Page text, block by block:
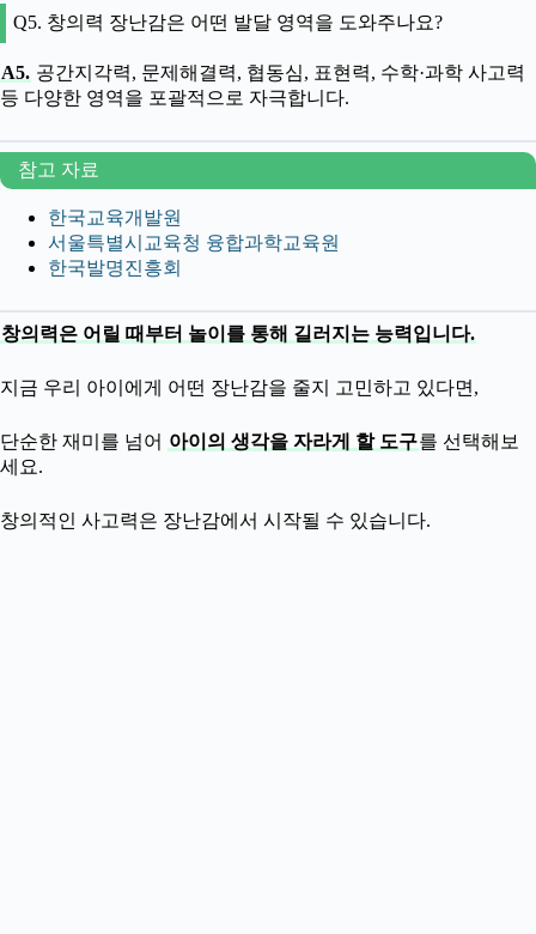
Q5. 창의력 장난감은 어떤 발달 영역을 도와주나요?
A5. 공간지각력, 문제해결력, 협동심, 표현력, 수학·과학 사고력
등 다양한 영역을 포괄적으로 자극합니다.
참고 자료
한국교육개발원
서울특별시교육청 융합과학교육원
한국발명진흥회
창의력은 어릴 때부터 놀이를 통해 길러지는 능력입니다.
지금 우리 아이에게 어떤 장난감을 줄지 고민하고 있다면,
단순한 재미를 넘어 아이의 생각을 자라게 할 도구를 선택해보
세요.
창의적인 사고력은 장난감에서 시작될 수 있습니다.